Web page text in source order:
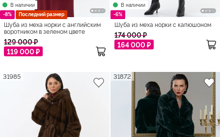
В наличии
-8%
Последний размер
Шуба из меха норки с английским
воротником в зеленом цвете
129 000 ₽
119 000 ₽
В наличии
-6%
Шуба из меха норки с капюшоном
174 000 ₽
164 000 ₽
31985 31872